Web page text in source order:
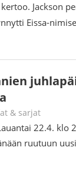
Jackson
Eissa-
Hirn
& sarjat
22.4.
ruutuun